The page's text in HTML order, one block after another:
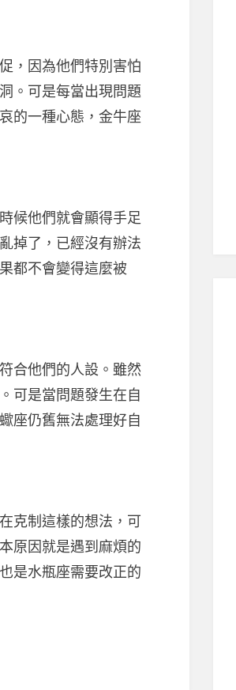
，因為他們特別害怕
。可是每當出現問題
的一種心態，金牛座
候他們就會顯得手足
掉了，已經沒有辦法
都不會變得這麼被
合他們的人設。雖然
可是當問題發生在自
座仍舊無法處理好自
克制這樣的想法，可
原因就是遇到麻煩的
是水瓶座需要改正的